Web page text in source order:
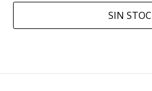
SIN